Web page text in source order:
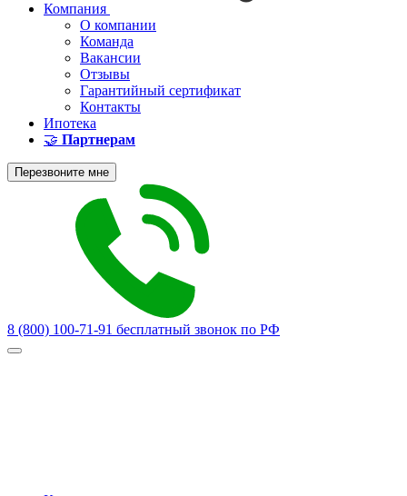
Компания
О компании
Команда
Вакансии
Отзывы
Гарантийный сертификат
Контакты
Ипотека
🤝 Партнерам
Перезвоните мне
8 (800) 100-71-91 бесплатный звонок по РФ